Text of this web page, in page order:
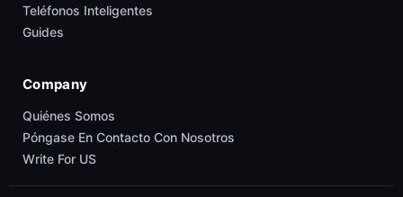
Teléfonos Inteligentes
Guides
Company
Quiénes Somos
Póngase En Contacto Con Nosotros
Write For US